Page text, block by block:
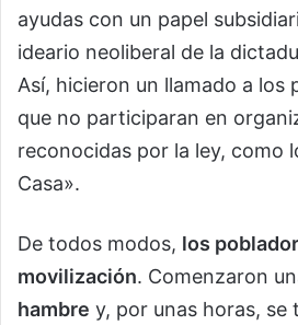
ayudas con un papel
ideario neoliberal de la
Así, hicieron un llamado a los
que no participaran en
reconocidas por la ley, como
Casa».
De todos modos, los
movilización. Comenzaron
hambre y, por unas horas, se